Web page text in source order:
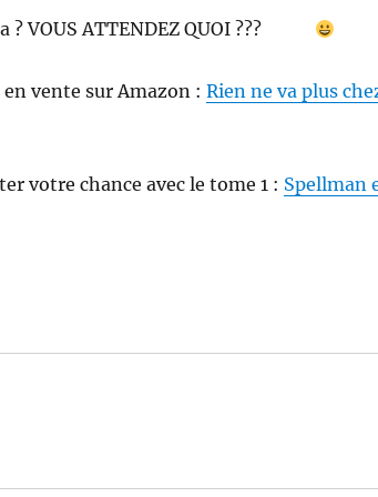
? VOUS ATTENDEZ QUOI ???
vente sur Amazon : Rien ne va plus
votre chance avec le tome 1 : Spellman